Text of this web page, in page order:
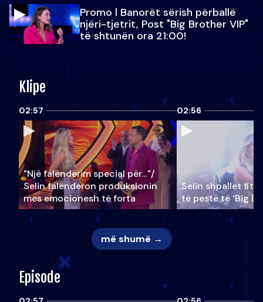
Promo l Banorët sërish përballë
njëri-tjetrit, Post "Big Brother VIP"
të shtunën ora 21:00!
Klipe
02:57
"Një falenderim special për…"/
Selin falënderon produksionin
mes emocionesh të forta
02:56
Selin shpallet
të pestë të ‘Big
më shumë →
Episode